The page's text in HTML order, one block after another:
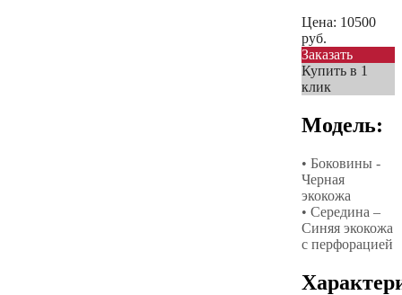
Цена: 10500
руб.
Заказать
Купить в 1
клик
Модель:
• Боковины -
Черная
экокожа
• Середина –
Синяя экокожа
с перфорацией